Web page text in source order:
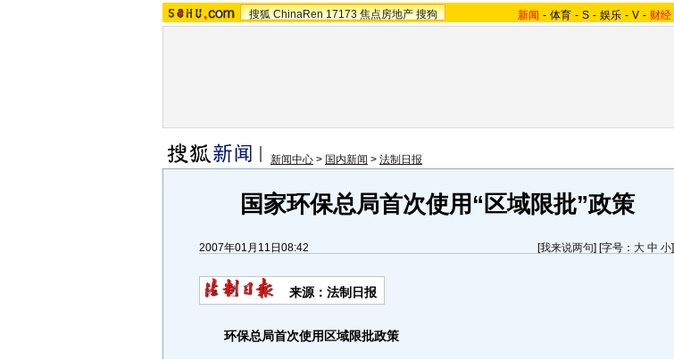
搜狐 ChinaRen 17173 焦点房地产 搜狗 新闻 - 体育 - S - 娱乐 - V - 财经
新闻中心 > 国内新闻 > 法制日报
国家环保总局首次使用“区域限批”政策
2007年01月11日08:42 [我来说两句] [字号： 大 中 小]
来源：法制日报
环保总局首次使用区域限批政策